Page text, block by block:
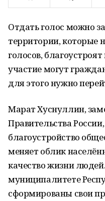
Отдать голос можно
территории, которые
голосов,
участие могут
для этого нужно
Марат Хуснуллин,
Правительства
благоустройство
меняет облик
качество жизни
муниципалитете
сформированы свои